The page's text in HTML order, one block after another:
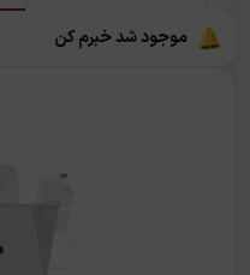
موجود شد خبرم کن